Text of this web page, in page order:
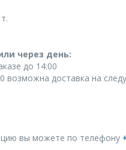
через день:
до 14:00
возможна доставка на
вы можете по телефону